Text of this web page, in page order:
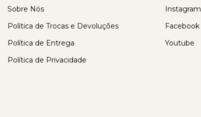
Sobre Nós
Política de Trocas e Devoluções
Política de Entrega
Política de Privacidade
Instagram
Facebook
Youtube